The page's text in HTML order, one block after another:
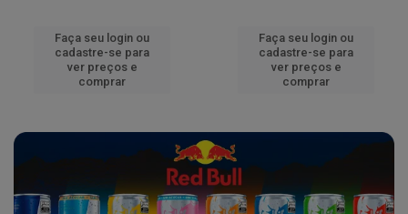
Faça seu login ou
cadastre-se para
ver preços e
comprar
Faça seu login ou
cadastre-se para
ver preços e
comprar